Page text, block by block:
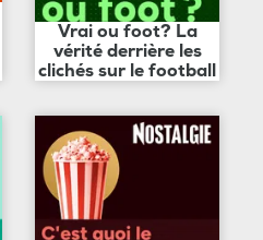
Vrai ou foot? La
vérité derrière les
clichés sur le football